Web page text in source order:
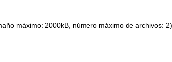
máximo: 2000kB, número máximo de archivos: 2)